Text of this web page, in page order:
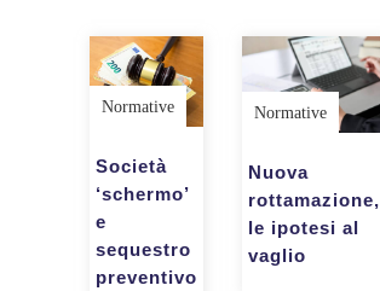
Normative
Società
‘schermo’
e
sequestro
preventivo
Normative
Nuova
rottamazione,
le ipotesi al
vaglio